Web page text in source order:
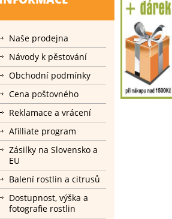
Naše prodejna
Návody k pěstování
Obchodní podmínky
Cena poštovného
Reklamace a vrácení
Afilliate program
Zásilky na Slovensko a
EU
Balení rostlin a citrusů
Dostupnost, výška a
fotografie rostlin